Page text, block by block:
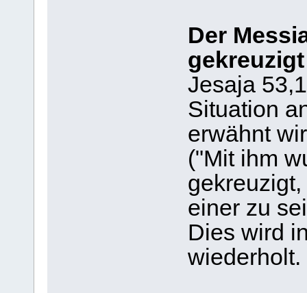
Der
Jesaja
Situation
erwähnt
("Mit ihm
einer zu
Dies wird
wiederholt.